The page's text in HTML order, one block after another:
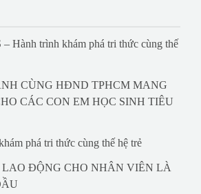
Hành trình khám phá tri thức cùng thế
CÙNG HĐND TPHCM MANG
CÁC CON EM HỌC SINH TIÊU
phá tri thức cùng thế hệ trẻ
LAO ĐỘNG CHO NHÂN VIÊN LÀ